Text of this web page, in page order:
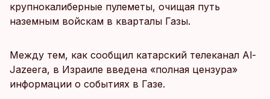
крупнокалиберные пулеметы, очищая путь
наземным войскам в кварталы Газы.
Между тем, как сообщил катарский телеканал Al-
Jazeera, в Израиле введена «полная цензура»
информации о событиях в Газе.